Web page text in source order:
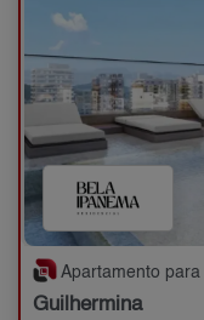
Apartamento para
Guilhermina